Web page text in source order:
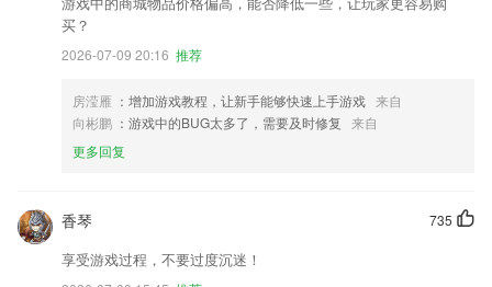
买？
2026-07-09 20:16 推荐
房滢雁 ：增加游戏教程，让新手能够快速上手游戏 来自
向彬鹏 ：游戏中的BUG太多了，需要及时修复 来自
更多回复
735
香琴
享受游戏过程，不要过度沉迷！